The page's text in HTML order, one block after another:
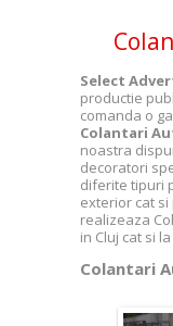
Select
productie
comanda o
Colantari
noastra
decoratori
diferite tipuri
exterior cat
realizeaza
in Cluj cat si
Colantari